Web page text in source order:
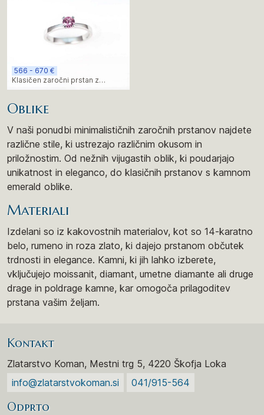
566 - 670 €
Klasičen zaročni prstan z
osrednjim kamnom
Oblike
V naši ponudbi minimalističnih zaročnih prstanov najdete
različne stile, ki ustrezajo različnim okusom in
priložnostim. Od nežnih vijugastih oblik, ki poudarjajo
unikatnost in eleganco, do klasičnih prstanov s kamnom
emerald oblike.
Materiali
Izdelani so iz kakovostnih materialov, kot so 14-karatno
belo, rumeno in roza zlato, ki dajejo prstanom občutek
trdnosti in elegance. Kamni, ki jih lahko izberete,
vključujejo moissanit, diamant, umetne diamante ali druge
drage in poldrage kamne, kar omogoča prilagoditev
prstana vašim željam.
Kontakt
Zlatarstvo Koman, Mestni trg 5, 4220 Škofja Loka
info@zlatarstvokoman.si
041/915-564
Odprto